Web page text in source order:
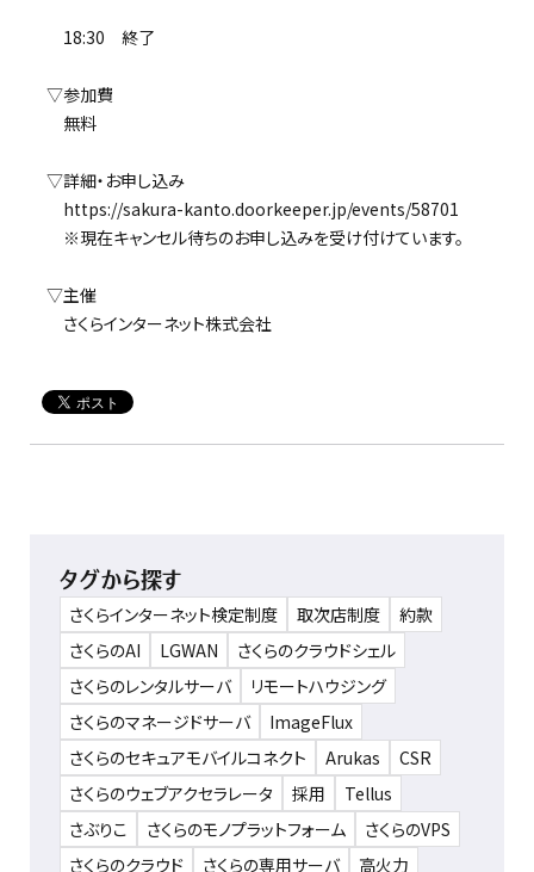
18:30 終了
▽参加費
無料
▽詳細・お申し込み
https://sakura-kanto.doorkeeper.jp/events/58701
※現在キャンセル待ちのお申し込みを受け付けています。
▽主催
さくらインターネット株式会社
タグから探す
さくらインターネット検定制度 取次店制度
約款
さくらのAI
LGWAN
さくらのクラウドシェル
さくらのレンタルサーバ
リモートハウジング
さくらのマネージドサーバ
ImageFlux
さくらのセキュアモバイルコネクト
Arukas
CSR
さくらのウェブアクセラレータ
採用
Tellus
さぶりこ
さくらのモノプラットフォーム
さくらのVPS
さくらのクラウド
さくらの専用サーバ
高火力